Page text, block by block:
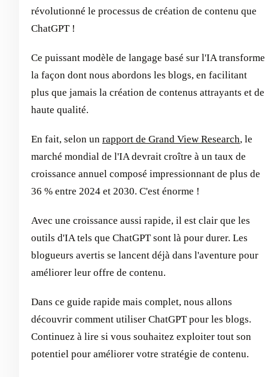
révolutionné le processus de création de contenu que
ChatGPT !
Ce puissant modèle de langage basé sur l'IA transforme
la façon dont nous abordons les blogs, en facilitant
plus que jamais la création de contenus attrayants et de
haute qualité.
En fait, selon un rapport de Grand View Research, le
marché mondial de l'IA devrait croître à un taux de
croissance annuel composé impressionnant de plus de
36 % entre 2024 et 2030. C'est énorme !
Avec une croissance aussi rapide, il est clair que les
outils d'IA tels que ChatGPT sont là pour durer. Les
blogueurs avertis se lancent déjà dans l'aventure pour
améliorer leur offre de contenu.
Dans ce guide rapide mais complet, nous allons
découvrir comment utiliser ChatGPT pour les blogs.
Continuez à lire si vous souhaitez exploiter tout son
potentiel pour améliorer votre stratégie de contenu.